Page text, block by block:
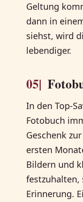
Geltung
dann in
siehst, wird
lebendiger.
05|
In den Top-
Fotobuch
Geschenk
ersten
Bildern und
Erinnerung.